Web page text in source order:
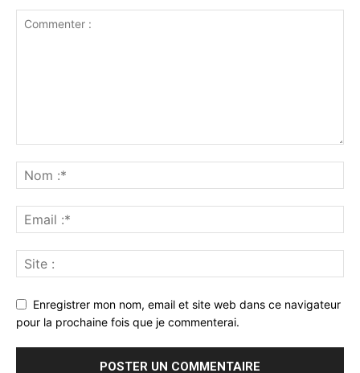
Enregistrer mon nom, email et site web dans ce navigateur
pour la prochaine fois que je commenterai.